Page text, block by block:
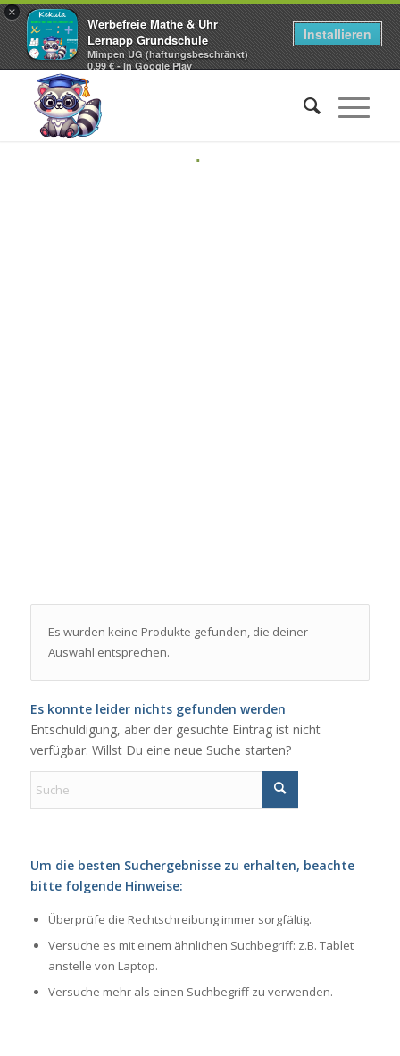
×
Werbefreie Mathe & Uhr
Lernapp Grundschule
Mimpen UG (haftungsbeschränkt)
0,99 € - In Google Play
Installieren
Es wurden keine Produkte gefunden, die deiner
Auswahl entsprechen.
Es konnte leider nichts gefunden werden
Entschuldigung, aber der gesuchte Eintrag ist nicht
verfügbar. Willst Du eine neue Suche starten?
Um die besten Suchergebnisse zu erhalten, beachte
bitte folgende Hinweise:
Überprüfe die Rechtschreibung immer sorgfältig.
Versuche es mit einem ähnlichen Suchbegriff: z.B. Tablet
anstelle von Laptop.
Versuche mehr als einen Suchbegriff zu verwenden.